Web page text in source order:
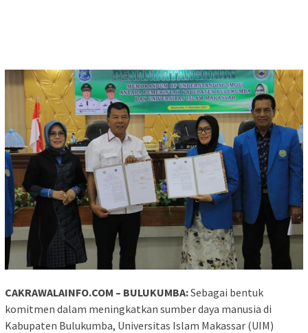
CAKRAWALAINFO.COM – BULUKUMBA:Sebagai bentuk
komitmen dalam meningkatkan sumber daya manusia di
Kabupaten Bulukumba, Universitas Islam Makassar (UIM)